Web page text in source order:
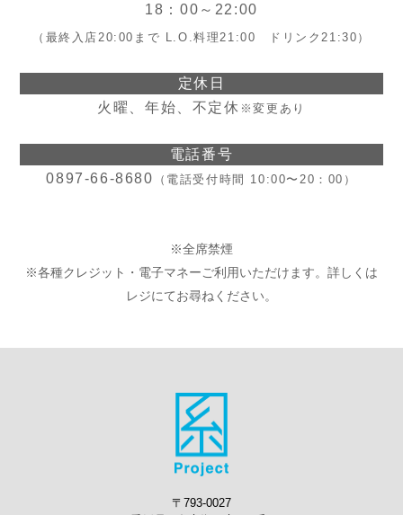
18：00～22:00
（最終入店20:00まで L.O.料理21:00 ドリンク21:30）
定休日
火曜、年始、不定休 ※変更あり
電話番号
0897-66-8680
（電話受付時間 10:00〜20：00）
※全席禁煙
※各種クレジット・電子マネーご利用いただけます。詳しくは
レジにてお尋ねください。
〒793-0027